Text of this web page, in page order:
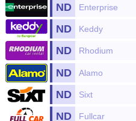
Enterprise
ND
Keddy
ND
Rhodium
ND
Alamo
ND
Sixt
ND
Fullcar
ND